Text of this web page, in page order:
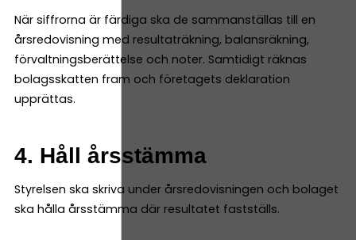
När siffrorna är färdiga ska de sammanställas till en
årsredovisning med resultaträkning, balansräkning,
förvaltningsberättelse och noter. Samtidigt räknas
bolagsskatten fram och företagets deklaration
upprättas.
4. Håll årsstämma
Styrelsen ska skriva under årsredovisningen och bolaget
ska hålla årsstämma där resultatet fastställs.